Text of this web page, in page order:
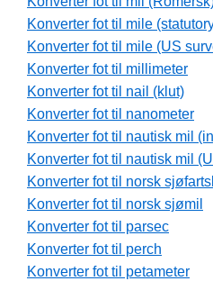
Konverter fot til mile
Konverter fot til mile (US
Konverter fot til millimeter
Konverter fot til nail (klut)
Konverter fot til nanometer
Konverter fot til nautisk mil
Konverter fot til nautisk mil
Konverter fot til norsk
Konverter fot til norsk sjømil
Konverter fot til parsec
Konverter fot til perch
Konverter fot til petameter